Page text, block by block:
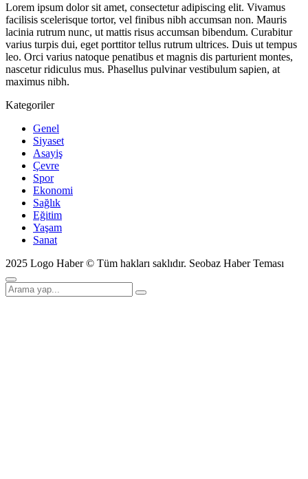
Lorem ipsum dolor sit amet, consectetur adipiscing elit. Vivamus
facilisis scelerisque tortor, vel finibus nibh accumsan non. Mauris
lacinia rutrum nunc, ut mattis risus accumsan bibendum. Curabitur
varius turpis dui, eget porttitor tellus rutrum ultrices. Duis ut tempus
leo. Orci varius natoque penatibus et magnis dis parturient montes,
nascetur ridiculus mus. Phasellus pulvinar vestibulum sapien, at
maximus nibh.
Kategoriler
Genel
Siyaset
Asayiş
Çevre
Spor
Ekonomi
Sağlık
Eğitim
Yaşam
Sanat
2025 Logo Haber © Tüm hakları saklıdır. Seobaz Haber Teması